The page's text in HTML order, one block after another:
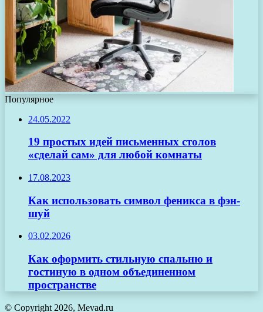
Популярное
24.05.2022
19 простых идей письменных столов
«сделай сам» для любой комнаты
17.08.2023
Как использовать символ феникса в фэн-
шуй
03.02.2026
Как оформить стильную спальню и
гостиную в одном объединенном
пространстве
© Copyright 2026, Mevad.ru